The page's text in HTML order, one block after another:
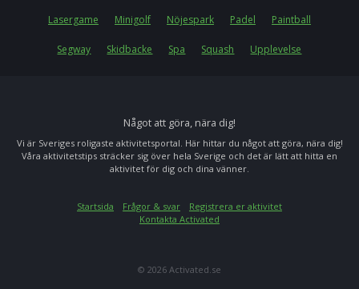
Lasergame Minigolf Nöjespark Padel Paintball
Segway Skidbacke Spa Squash Upplevelse
Något att göra, nära dig!
Vi är Sveriges roligaste aktivitetsportal. Här hittar du något att göra, nära dig!
Våra aktivitetstips sträcker sig över hela Sverige och det är lätt att hitta en
aktivitet för dig och dina vänner.
Startsida Frågor & svar
Registrera er aktivitet
Kontakta Activated
© 2026 Activated.se